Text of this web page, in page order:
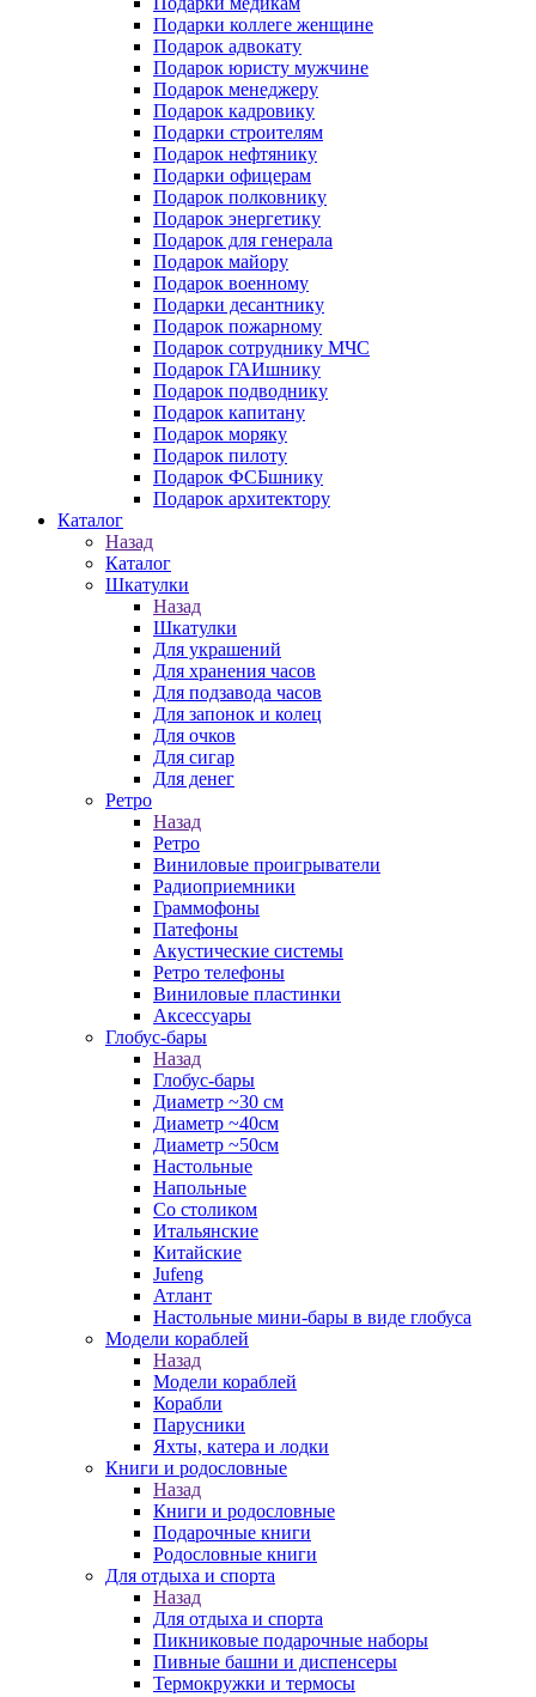
Подарки коллеге женщине
Подарок адвокату
Подарок юристу мужчине
Подарок менеджеру
Подарок кадровику
Подарки строителям
Подарок нефтянику
Подарки офицерам
Подарок полковнику
Подарок энергетику
Подарок для генерала
Подарок майору
Подарок военному
Подарки десантнику
Подарок пожарному
Подарок сотруднику МЧС
Подарок ГАИшнику
Подарок подводнику
Подарок капитану
Подарок моряку
Подарок пилоту
Подарок ФСБшнику
Подарок архитектору
Каталог
Назад
Каталог
Шкатулки
Назад
Шкатулки
Для украшений
Для хранения часов
Для подзавода часов
Для запонок и колец
Для очков
Для сигар
Для денег
Ретро
Назад
Ретро
Виниловые проигрыватели
Радиоприемники
Граммофоны
Патефоны
Акустические системы
Ретро телефоны
Виниловые пластинки
Аксессуары
Глобус-бары
Назад
Глобус-бары
Диаметр ~30 см
Диаметр ~40см
Диаметр ~50см
Настольные
Напольные
Со столиком
Итальянские
Китайские
Jufeng
Атлант
Настольные мини-бары в виде глобуса
Модели кораблей
Назад
Модели кораблей
Корабли
Парусники
Яхты, катера и лодки
Книги и родословные
Назад
Книги и родословные
Подарочные книги
Родословные книги
Для отдыха и спорта
Назад
Для отдыха и спорта
Пикниковые подарочные наборы
Пивные башни и диспенсеры
Термокружки и термосы